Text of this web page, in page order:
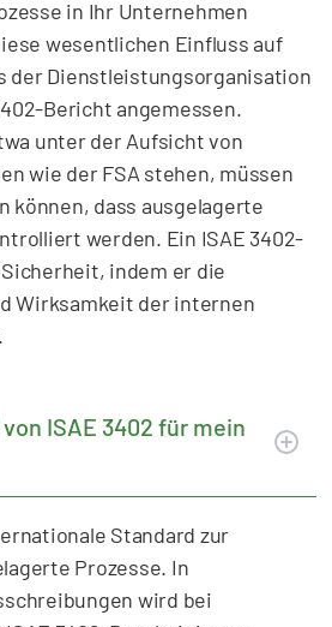
in Ihr Unternehmen
wesentlichen Einfluss auf
der Dienstleistungsorganisation
Bericht angemessen.
unter der Aufsicht von
wie der FSA stehen, müssen
können, dass ausgelagerte
werden. Ein ISAE 3402-
indem er die
Wirksamkeit der internen
ISAE 3402 für mein
Standard zur
Prozesse. In
wird bei